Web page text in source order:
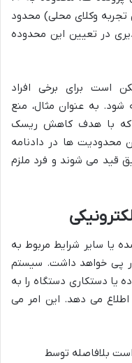
وکلای محلی) محدود
در تعیین این محدوده
است برای برخی افراد
شود. به عنوان مثال، منع
که با هدف کاهش ریسک
محدودیت ها در دادنامه
قید می شوند و فرد ملزم
یا سایر شرایط مربوط به
در پی خواهد داشت. سیستم
یا دستکاری دستگاه را به
می دهد. این امر می
بلافاصله توسط